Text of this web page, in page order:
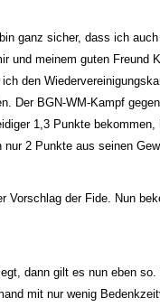
ganz sicher, dass ich
und meinem guten
den
Der BGN-WM-Kampf
1,3 Punkte
2 Punkte aus seinen
Vorschlag der Fide. Nun
dann gilt es nun eben
mit nur wenig